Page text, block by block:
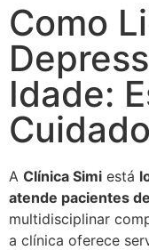
Como
Idade:
A Clínica Simi está
atende pacientes
multidisciplinar
a clínica oferece